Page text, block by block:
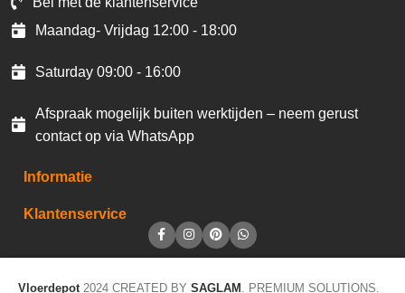
Maandag- Vrijdag 12:00 - 18:00
Saturday 09:00 - 16:00
Afspraak mogelijk buiten werktijden – neem gerust
contact op via WhatsApp
Informatie
Klantenservice
Vloerdepot 2024 CREATED BY SAGLAM . PREMIUM SOLUTIONS.